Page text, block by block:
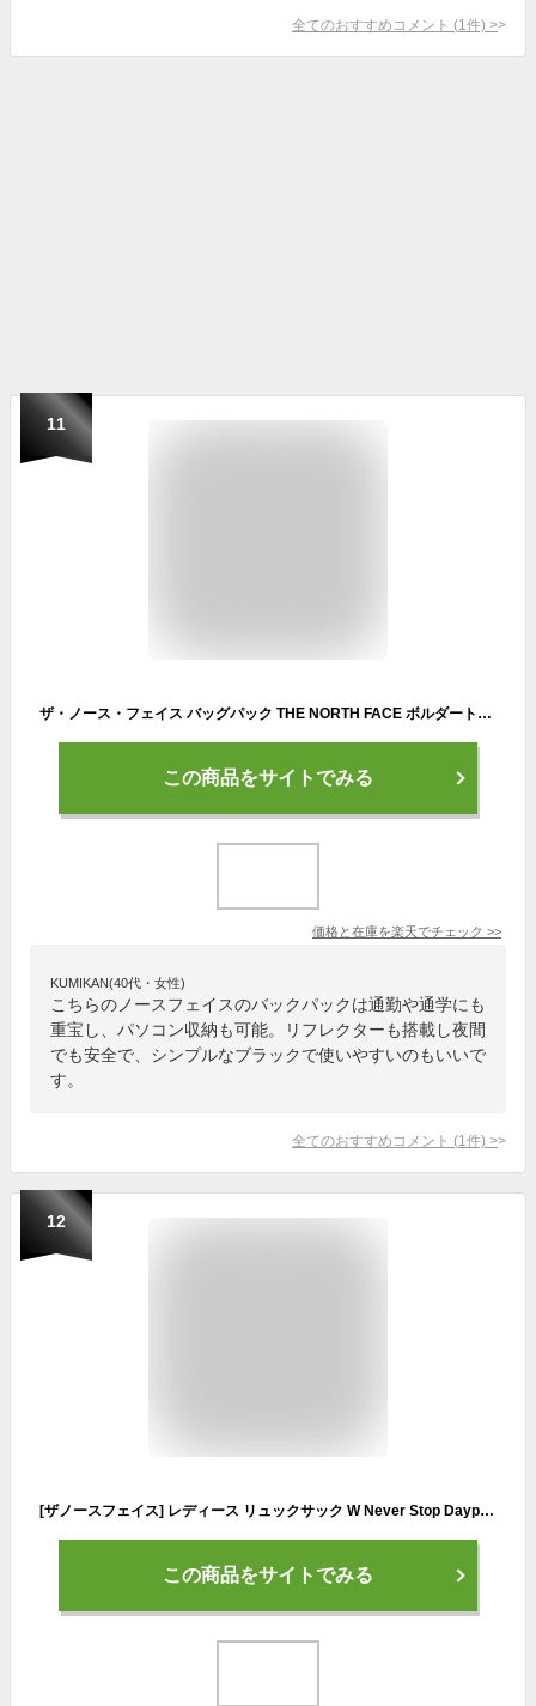
全てのおすすめコメント (1 件) >
11
ザ・ノース・フェイス バッグパック THE NORTH FACE ボルダートートパック メンズ レディース ブラック NM72357 通学 通勤 アウトドア 22L A4 13インチPC PC ノートパソコン タブレット タブレットスリーブ リフレクター 鞄 国内正規品
この商品をサイトでみる
価格と在庫を楽天でチェック >>
KUMIKAN(40代・女性)
こちらのノースフェイスのバックパックは通勤や通学にも
重宝し、パソコン収納も可能。リフレクターも搭載し夜間
でも安全で、シンプルなブラックで使いやすいのもいいで
す。
全てのおすすめコメント (1 件) >
12
[ザノースフェイス] レディース リュックサック W Never Stop Daypack ネバーストップデイパック ブラック ONESIZE NMW82350 通勤 通学 ナイロン バックパック 18L
この商品をサイトでみる